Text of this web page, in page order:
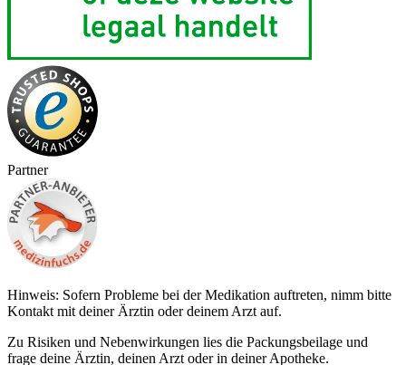
Partner
Hinweis: Sofern Probleme bei der Medikation auftreten, nimm bitte
Kontakt mit deiner Ärztin oder deinem Arzt auf.
Zu Risiken und Nebenwirkungen lies die Packungsbeilage und
frage deine Ärztin, deinen Arzt oder in deiner Apotheke.